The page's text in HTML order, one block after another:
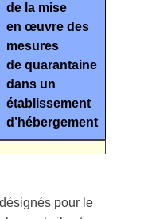
de la mise
en œuvre des
mesures
de quarantaine
dans un
établissement
d’hébergement
pour le